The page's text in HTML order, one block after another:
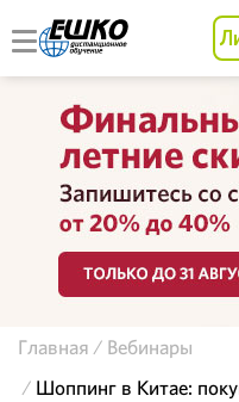
Главная
Вебинары
Шоппинг в Китае: